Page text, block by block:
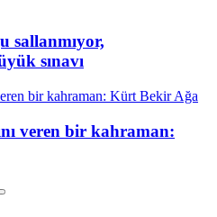
sallanmıyor,
sınavı
veren bir kahraman: